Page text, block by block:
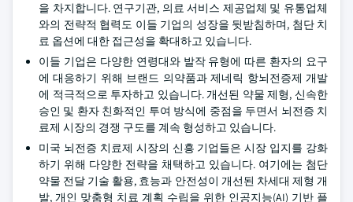
을 차지합니다. 연구기관, 의료 서비스 제공업체 및 유통업체
와의 전략적 협력도 이들 기업의 성장을 뒷받침하며, 첨단 치
료 옵션에 대한 접근성을 확대하고 있습니다.
이들 기업은 다양한 연령대와 발작 유형에 따른 환자의 요구
에 대응하기 위해 브랜드 의약품과 제네릭 항뇌전증제 개발
에 적극적으로 투자하고 있습니다. 개선된 약물 제형, 신속한
승인 및 환자 친화적인 투여 방식에 중점을 두면서 뇌전증 치
료제 시장의 경쟁 구도를 계속 형성하고 있습니다.
미국 뇌전증 치료제 시장의 신흥 기업들은 시장 입지를 강화
하기 위해 다양한 전략을 채택하고 있습니다. 여기에는 첨단
약물 전달 기술 활용, 효능과 안전성이 개선된 차세대 제형 개
발, 개인 맞춤형 치료 계획 수립을 위한 인공지능(AI) 기반 플